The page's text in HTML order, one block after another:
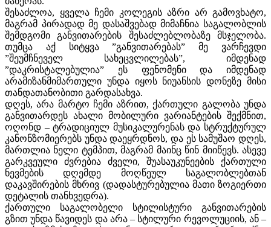
შესაძლოა, ყველა ჩემი კოლეგის აზრი არ გამოვხატო,
მაგრამ პირადად მე დასაშვებად მიმაჩნია საგალობლის
შემდგომი განვითარების შესაძლებლობაზე მსჯელობა.
თუმცა აქ სიტყვა ”განვითარებას” მე ვარჩევდი
”შეუმჩნეველ სახეცვლილებას”, იმდენად
”დაკრისტალებულია” ეს ფენომენი და იმდენად
არამიზანმიმართული უნდა იყოს ნიუანსის დონეზე მისი
თანდათანობითი გარდასახვა.
დღეს, არა მარტო ჩემი აზრით, ქართული გალობა უნდა
განვითარდეს ახალი მობილური ვარიანტების შექმნით,
ოღონდ – ტრადიციულ მუსიკალურენას და სტრუქტურულ
კანონზომიერებს უნდა დაეყრდნოს, და ეს სამუშაო დღეს,
მართლია ნელი ტემპით, მაგრამ მაინც წინ მიიწევს. ასევე
გარკვეული ძვრებია ძველი, შუასაუკუნეების ქართული
ნევმების დღემდე მოღწეულ საგალობლებთან
დაკავშირების მხრივ (დადასტურებულია მათი ზოგიერთი
დეტალის თანხვედრა).
ქართული საგალობელი სტილისტური განვითარების
გზით უნდა წავიდეს და არა – სტილური რევოლუციის, ან –